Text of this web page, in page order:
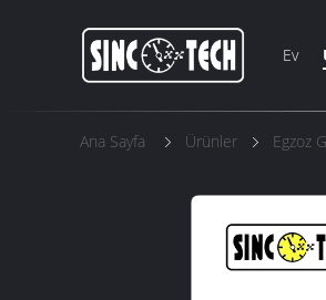
Ev
Ana Sayfa Ürünler Egzoz